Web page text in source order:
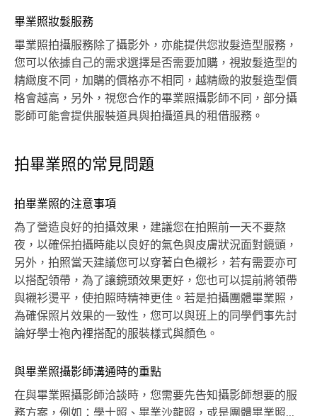
畢業照妝髮服務
畢業照拍攝服務除了攝影外，亦能提供您妝髮造型服務，
您可以依據自己的需求選擇是否需要加購，視妝髮造型的
精緻度不同，加購的價格亦不相同，越精緻的妝髮造型價
格會越高，另外，視您合作的畢業照攝影師不同，部分攝
影師可能會提供服裝道具與拍攝道具的租借服務。
拍畢業照的常見問題
拍畢業照的注意事項
為了營造良好的拍攝效果，建議您在拍照前一天不要熬
夜，以確保拍攝時能以良好的氣色與皮膚狀況面對鏡頭，
另外，拍照當天建議您可以穿著白色襯衫，若有需要亦可
以搭配領帶，為了讓鏡頭效果更好，您也可以提前將領帶
與襯衫燙平，使拍照時精神更佳。若是拍攝團體畢業照，
為確保照片效果的一致性，您可以與班上的同學們事先討
論好學士袍內裡搭配的服裝樣式與顏色。
與畢業照攝影師溝通時的重點
在與畢業照攝影師洽談時，您需要先告知攝影師想要的服
務方案，例如：學士照、畢業沙龍照，或是團體畢業照...